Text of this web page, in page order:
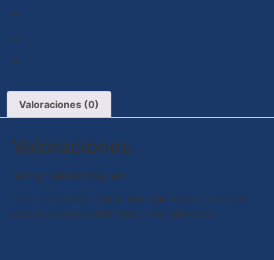
Valoraciones (0)
Valoraciones
No hay valoraciones aún.
Solo los usuarios registrados que hayan comprado
este producto pueden hacer una valoración.